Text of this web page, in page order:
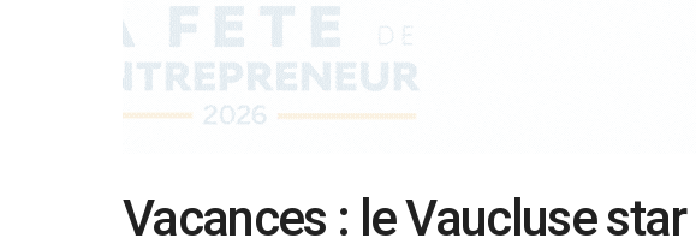
Vacances : le Vaucluse star